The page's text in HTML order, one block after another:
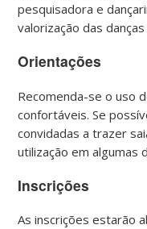
pesquisadora e
valorização das
Orientações
Recomenda-se o uso
confortáveis. Se
convidadas a trazer
utilização em algumas
Inscrições
As inscrições estarão